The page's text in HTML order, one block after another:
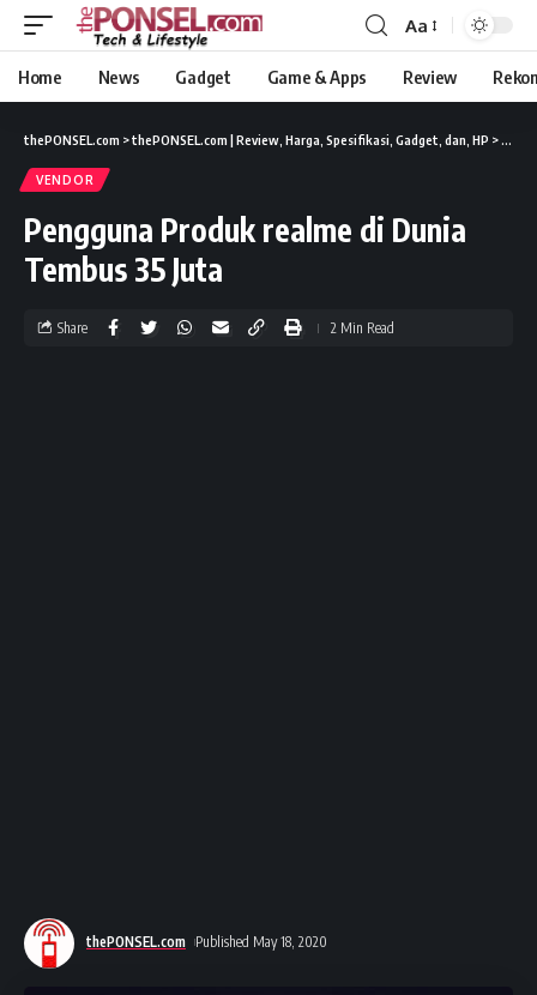
Aa
Home News Gadget Game & Apps Review
thePONSEL.com >thePONSEL.com | Review, Harga, Spesifikasi, Gadget, dan, HP > News
VENDOR
Pengguna Produk realme di Dunia
Tembus 35 Juta
thePONSEL.com Published May 18, 2020
Share 2 Min Read